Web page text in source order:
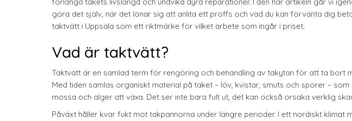
göra det själv, när det lönar sig att anlita ett proffs och vad du kan förvänta dig
taktvätt i Uppsala som ett riktmärke för vilket arbete som ingår i priset.
Vad är taktvätt?
Taktvätt är en samlad term för rengöring och behandling av takytan för att ta bort
Med tiden samlas organiskt material på taket – löv, kvistar, smuts och sporer –
mossa och alger att växa. Det ser inte bara fult ut, det kan också orsaka verklig
Påväxt håller kvar fukt mot takpannorna under längre perioder. I ett nordiskt